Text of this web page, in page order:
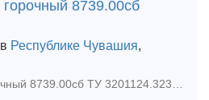
8739.00сб
в Республике Чувашия,